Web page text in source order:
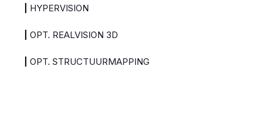
HYPERVISION
OPT. REALVISION 3D
OPT. STRUCTUURMAPPING